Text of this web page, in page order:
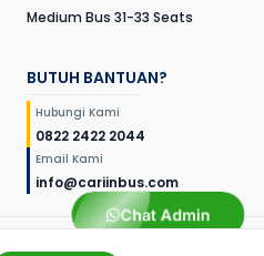
Medium Bus 31-33 Seats
Chat Admin
BUTUH BANTUAN?
Hubungi Kami
0822 2422 2044
Email Kami
info@cariinbus.com